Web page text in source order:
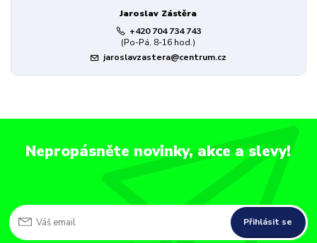
Jaroslav Zástěra
+420 704 734 743
(Po-Pá, 8-16 hod.)
jaroslavzastera@centrum.cz
Nepropásněte novinky, akce a slevy!
Přihlásit se